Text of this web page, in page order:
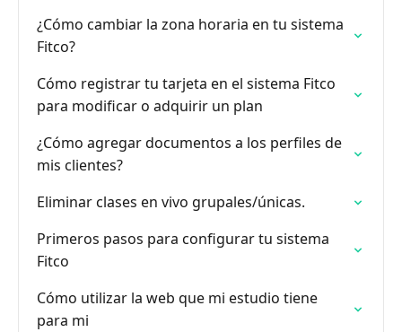
¿Cómo cambiar la zona horaria en tu sistema
Fitco?
Cómo registrar tu tarjeta en el sistema Fitco
para modificar o adquirir un plan
¿Cómo agregar documentos a los perfiles de
mis clientes?
Eliminar clases en vivo grupales/únicas.
Primeros pasos para configurar tu sistema
Fitco
Cómo utilizar la web que mi estudio tiene
para mi